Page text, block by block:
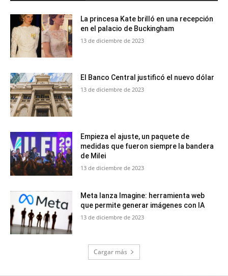
La princesa Kate brilló en una recepción
en el palacio de Buckingham
13 de diciembre de 2023
El Banco Central justificó el nuevo dólar
13 de diciembre de 2023
Empieza el ajuste, un paquete de
medidas que fueron siempre la bandera
de Milei
13 de diciembre de 2023
Meta lanza Imagine: herramienta web
que permite generar imágenes con IA
13 de diciembre de 2023
Cargar más